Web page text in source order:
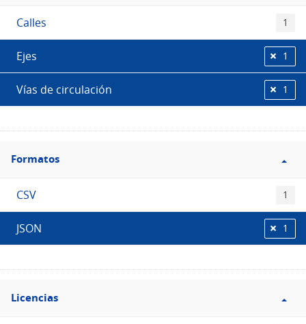
Calles 1
Ejes 1
Vías de circulación 1
Filtro
Formatos
Formatos
CSV 1
JSON 1
Filtro
Licencias
Licencias